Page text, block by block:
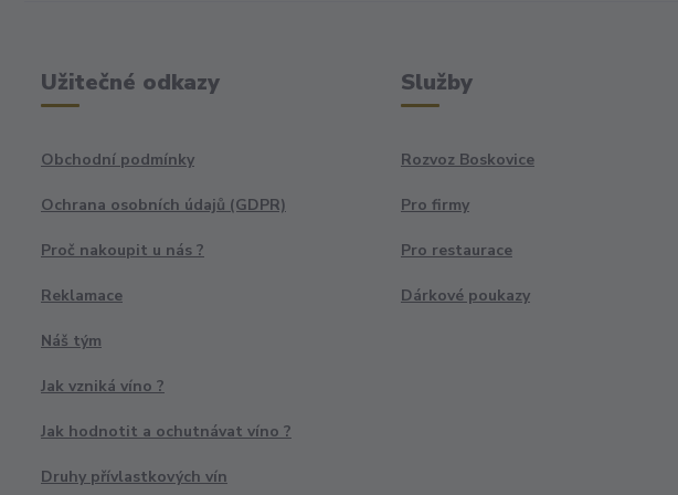
Užitečné odkazy
Obchodní podmínky
Ochrana osobních údajů (GDPR)
Proč nakoupit u nás ?
Reklamace
Náš tým
Jak vzniká víno ?
Jak hodnotit a ochutnávat víno ?
Druhy přívlastkových vín
Služby
Rozvoz Boskovice
Pro firmy
Pro restaurace
Dárkové poukazy